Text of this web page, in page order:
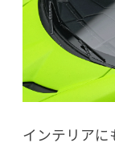
インテリアに